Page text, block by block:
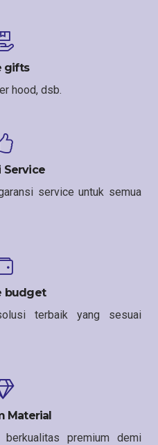
gifts
hood, dsb.
Service
service untuk semua
budget
terbaik yang sesuai
Material
berkualitas premium demi